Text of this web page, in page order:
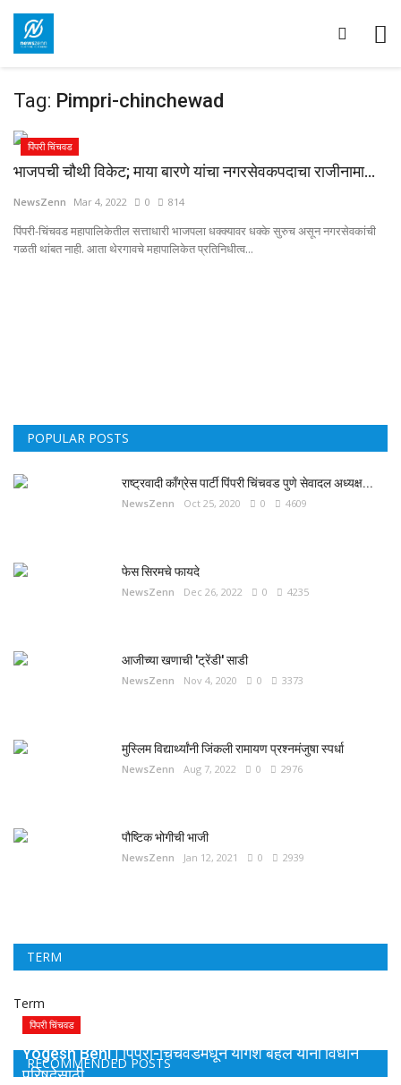
Tag: Pimpri-chinchewad
पिंपरी चिंचवड
भाजपची चौथी विकेट; माया बारणे यांचा नगरसेवकपदाचा राजीनामा...
NewsZenn Mar 4, 2022 0 814
पिंपरी-चिंचवड महापालिकेतील सत्ताधारी भाजपला धक्क्यावर धक्के सुरुच असून नगरसेवकांची
गळती थांबत नाही. आता थेरगावचे महापालिकेत प्रतिनिधीत्व...
POPULAR POSTS
राष्ट्रवादी काँग्रेस पार्टी पिंपरी चिंचवड पुणे सेवादल अध्यक्ष...
NewsZenn Oct 25, 2020 0 4609
फेस सिरमचे फायदे
NewsZenn Dec 26, 2022 0 4235
आजीच्या खणाची 'ट्रेंडी' साडी
NewsZenn Nov 4, 2020 0 3373
मुस्लिम विद्यार्थ्यांनी जिंकली रामायण प्रश्नमंजुषा स्पर्धा
NewsZenn Aug 7, 2022 0 2976
पौष्टिक भोगीची भाजी
NewsZenn Jan 12, 2021 0 2939
TERM
Term
RECOMMENDED POSTS
पिंपरी चिंचवड
Yogesh Behl | पिंपरी-चिंचवडमधून योगेश बहल यांना विधान
परिषदेसाठी...